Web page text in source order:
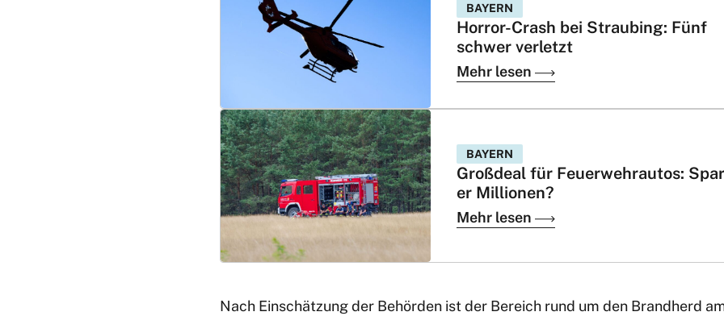
BAYERN
Horror-Crash bei Straubing: Fünf
schwer verletzt
Mehr lesen
BAYERN
Großdeal für Feuerwehrautos:
er Millionen?
Mehr lesen
Nach Einschätzung der Behörden ist der Bereich rund um den Brandherd